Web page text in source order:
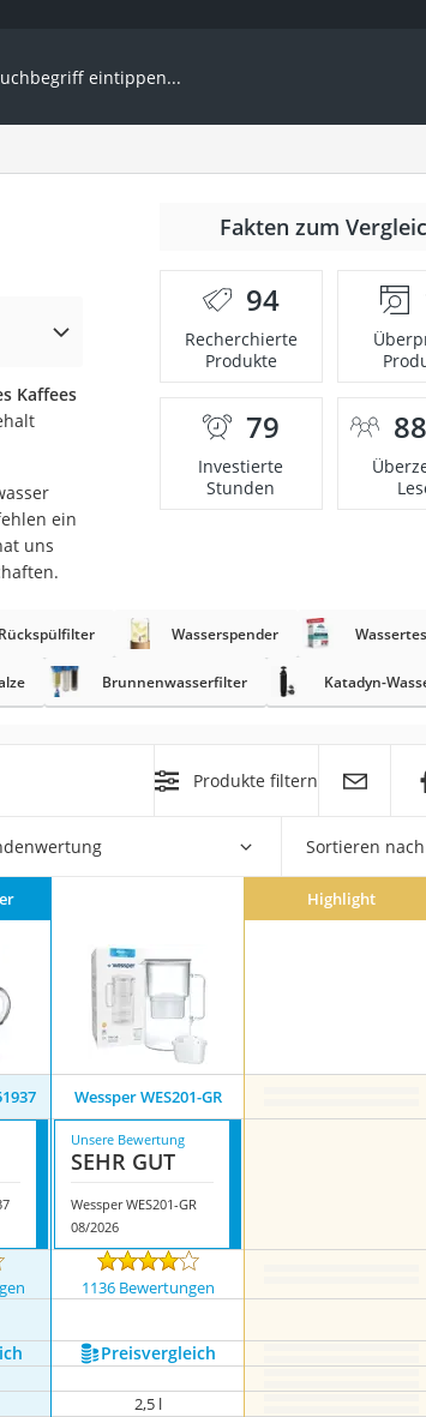
Kaffees
ein
uns
Fakten zum
94
Recherchierte
Produkte
79
Investierte
Stunden
Rückspülfilter Wasserspender
Brunnenwasserfilter Katadyn-
Produkte filtern
Sortieren nach
Highlight
Wessper WES201-GR
Unsere Bewertung
SEHR GUT
Wessper WES201-GR
08/2026
1136 Bewertungen
Preis­vergleich
2,5 l